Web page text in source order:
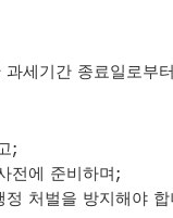
세기간 종료일로부
;
전에 준비하며;
처벌을 방지해야